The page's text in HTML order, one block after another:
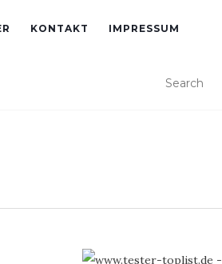
KONTAKT IMPRESSUM